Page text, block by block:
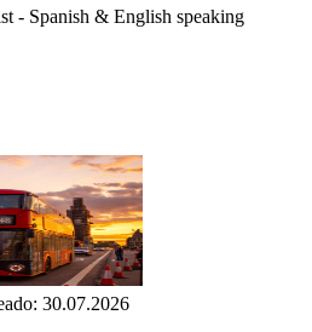
- Spanish & English speaking
30.07.2026